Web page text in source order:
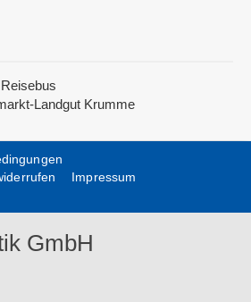
Landgut Krumme
Impressum
GmbH